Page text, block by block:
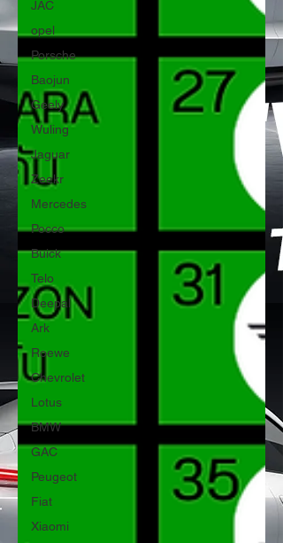
JAC
opel
Porsche
Baojun
Geely
Wuling
Jaguar
Zeekr
Mercedes
Pocco
Buick
Telo
Deepal
Ark
Roewe
Chevrolet
Lotus
BMW
GAC
Peugeot
Fiat
Xiaomi